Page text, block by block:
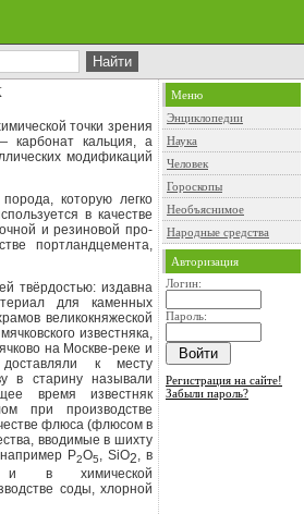
точки зрения
кальция, а
модификаций
ко­торую легко
в качестве
и резиновой про­
порт­ландцемента,
твёрдо­стью: издавна
для каменных
великокняже­ской
известняка,
на Москве-реке и
к месту
в старину называли
время известняк
при производст­ве
флюса (флюсом в
вводимые в шихту
Р2О5, SiO2, в
и в хими­ческой
соды, хлорной
Меню
Энциклопедии
Наука
Человек
Гороскопы
Необъяснимое
Народные средства
Авторизация
Логин:
Пароль:
Регистрация на сайте!
Забыли пароль?